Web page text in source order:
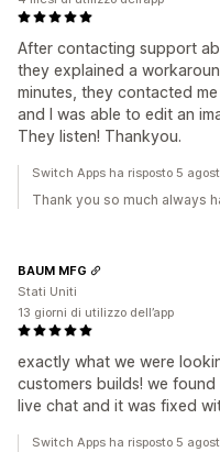
After contacting support
they explained a
minutes, they contacted
and I was able to edit an
They listen! Thankyou.
Switch Apps ha risposto 5
Thank you so much always
exactly what we were
customers builds! we
live chat and it was fixed
BAUM MFG
Stati Uniti
13 giorni di utilizzo dell’app
Switch Apps ha risposto 5